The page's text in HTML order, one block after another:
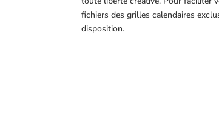
fichiers des grilles calendaires
disposition.